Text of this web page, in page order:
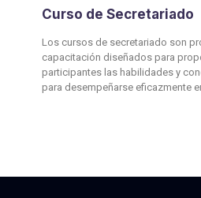
Curso de Secretariado
Los cursos de secretariado son
capacitación diseñados para
participantes las habilidades y
para desempeñarse eficazmente